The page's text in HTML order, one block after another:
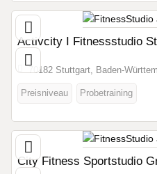
Activcity I Fitnessstudio
70182 Stuttgart, Baden-
Preisniveau Probetraining
City Fitness Sportstudio